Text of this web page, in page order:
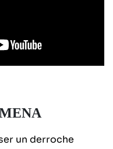
un derroche